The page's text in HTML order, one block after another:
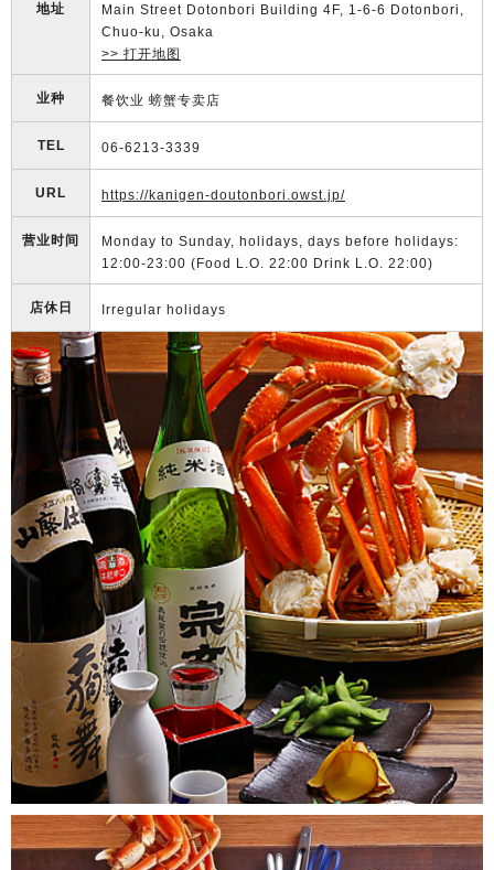
地址
Main Street Dotonbori Building 4F, 1-6-6 Dotonbori,
Chuo-ku, Osaka
>> 打开地图
业种 餐饮业 螃蟹专卖店
TEL 06-6213-3339
URL https://kanigen-doutonbori.owst.jp/
营业时间
Monday to Sunday, holidays, days before holidays:
12:00-23:00 (Food L.O. 22:00 Drink L.O. 22:00)
店休日 Irregular holidays